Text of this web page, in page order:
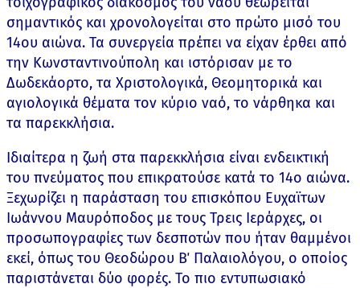
σημαντικός και χρονολογείται στο πρώτο μισό του
14ου αιώνα. Τα συνεργεία πρέπει να είχαν έρθει από
την Κωνσταντινούπολη και ιστόρισαν με το
Δωδεκάορτο, τα Χριστολογικά, Θεομητορικά και
αγιολογικά θέματα τον κύριο ναό, το νάρθηκα και
τα παρεκκλήσια.
Ιδιαίτερα η ζωή στα παρεκκλήσια είναι ενδεικτική
του πνεύματος που επικρατούσε κατά το 14ο αιώνα.
Ξεχωρίζει η παράσταση του επισκόπου Ευχαϊτων
Ιωάννου Μαυρόποδος με τους Τρεις Ιεράρχες, οι
προσωπογραφίες των δεσποτών που ήταν θαμμένοι
εκεί, όπως του Θεοδώρου Β΄ Παλαιολόγου, ο οποίος
παριστάνεται δύο φορές. Το πιο εντυπωσιακό